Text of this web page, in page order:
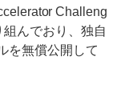
Challeng
んでおり、独自
を無償公開して